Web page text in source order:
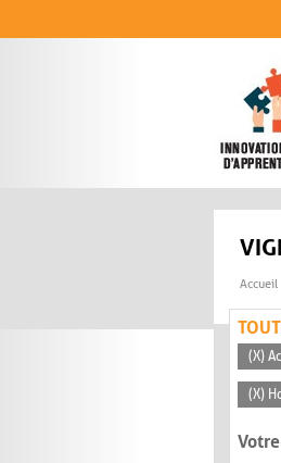
Accueil
(X)
(X)